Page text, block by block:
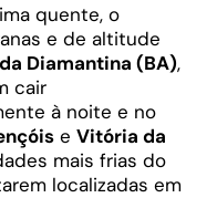
quente, o
e de altitude
Diamantina (BA),
cair
à noite e no
e Vitória da
mais frias do
localizadas em